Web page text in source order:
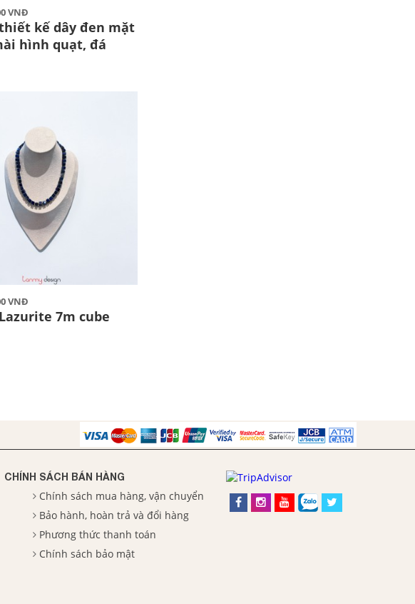
VNĐ
kế dây đen mặt
hình quạt, đá
VNĐ
7m cube
CHÍNH SÁCH BÁN HÀNG
Chính sách mua hàng, vận chuyển
Bảo hành, hoàn trả và đổi hàng
Phương thức thanh toán
Chính sách bảo mật